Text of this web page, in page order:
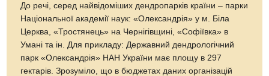
До речі, серед найвідоміших дендропарків країни – парки
Національної академії наук: «Олександрія» у м. Біла
Церква, «Тростянець» на Чернігівщині, «Софіївка» в
Умані та ін. Для прикладу: Державний дендрологічний
парк «Олександрія» НАН України має площу в 297
гектарів. Зрозуміло, що в бюджетах даних організацій